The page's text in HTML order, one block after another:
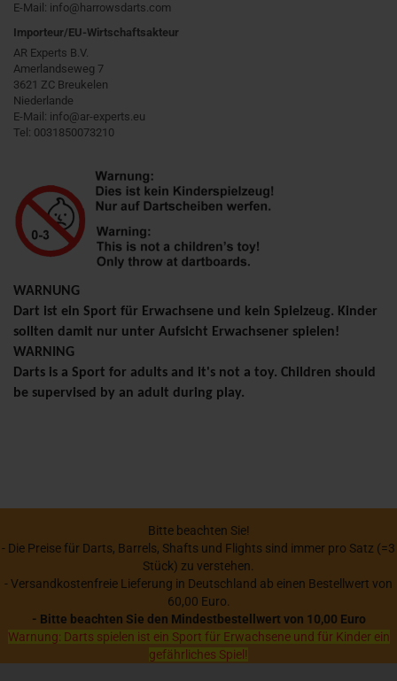
E-Mail: info@harrowsdarts.com
Importeur/EU-Wirtschaftsakteur
AR Experts B.V.
Amerlandseweg 7
3621 ZC Breukelen
Niederlande
E-Mail: info@ar-experts.eu
Tel: 0031850073210
WARNUNG
Dart ist ein Sport für Erwachsene und kein Spielzeug. Kinder
sollten damit nur unter Aufsicht Erwachsener spielen!
WARNING
Darts is a Sport for adults and it's not a toy. Children should
be supervised by an adult during play.
Bitte beachten Sie!
- Die Preise für Darts, Barrels, Shafts und Flights sind immer pro Satz (=3
Stück) zu verstehen.
- Versandkostenfreie Lieferung in Deutschland ab einen Bestellwert von
60,00 Euro.
- Bitte beachten Sie den Mindestbestellwert von 10,00 Euro
Warnung: Darts spielen ist ein Sport für Erwachsene und für Kinder ein
gefährliches Spiel!